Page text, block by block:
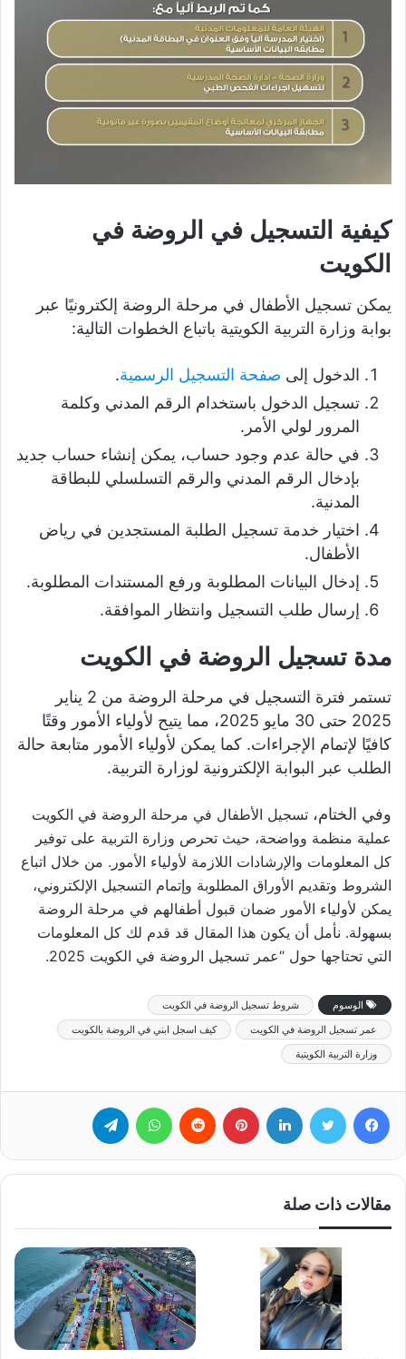
كيفية التسجيل في الروضة في
الكويت
يمكن تسجيل الأطفال في مرحلة الروضة إلكترونيًا عبر
بوابة وزارة التربية الكويتية باتباع الخطوات التالية:
الدخول إلى صفحة التسجيل الرسمية.
تسجيل الدخول باستخدام الرقم المدني وكلمة
المرور لولي الأمر.
في حالة عدم وجود حساب، يمكن إنشاء حساب جديد
بإدخال الرقم المدني والرقم التسلسلي للبطاقة
المدنية.
اختيار خدمة تسجيل الطلبة المستجدين في رياض
الأطفال.
إدخال البيانات المطلوبة ورفع المستندات المطلوبة.
إرسال طلب التسجيل وانتظار الموافقة.
مدة تسجيل الروضة في الكويت
تستمر فترة التسجيل في مرحلة الروضة من 2 يناير
2025 حتى 30 مايو 2025، مما يتيح لأولياء الأمور وقتًا
كافيًا لإتمام الإجراءات. كما يمكن لأولياء الأمور متابعة حالة
الطلب عبر البوابة الإلكترونية لوزارة التربية.
وفي الختام، تسجيل الأطفال في مرحلة الروضة في الكويت
عملية منظمة وواضحة، حيث تحرص وزارة التربية على توفير
كل المعلومات والإرشادات اللازمة لأولياء الأمور. من خلال اتباع
الشروط وتقديم الأوراق المطلوبة وإتمام التسجيل الإلكتروني،
يمكن لأولياء الأمور ضمان قبول أطفالهم في مرحلة الروضة
بسهولة. نأمل أن يكون هذا المقال قد قدم لك كل المعلومات
التي تحتاجها حول “عمر تسجيل الروضة في الكويت 2025.
الوسوم
شروط تسجيل الروضة في الكويت
عمر تسجيل الروضة في الكويت
كيف اسجل ابني في الروضة بالكويت
وزارة التربية الكويتية
مقالات ذات صلة